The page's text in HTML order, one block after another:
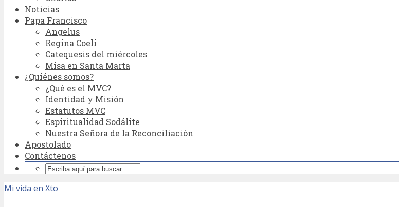
Noticias
Papa Francisco
Angelus
Regina Coeli
Catequesis del miércoles
Misa en Santa Marta
¿Quiénes somos?
¿Qué es el MVC?
Identidad y Misión
Estatutos MVC
Espiritualidad Sodálite
Nuestra Señora de la Reconciliación
Apostolado
Contáctenos
Mi vida en Xto